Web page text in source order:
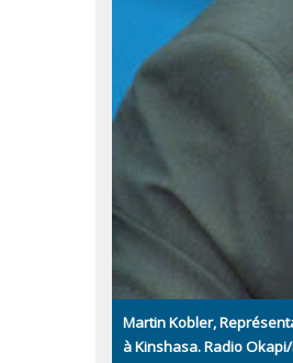
Martin Kobler,
à Kinshasa. Radio